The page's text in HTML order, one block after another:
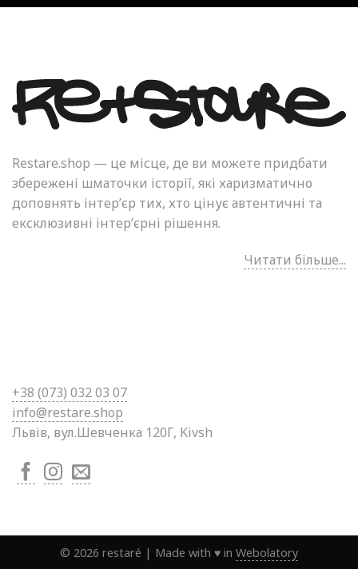
Restare.shop — це місце, де ви можете придбати
збережені шматочки історії, які харизматично
доповнять інтер’єр тих, хто цінує автентичні та
ексклюзивні інтер’єрні рішення.
Читати більше...
+38 (073) 032 03 07
info@restare.shop
Львів, вул.Шевченка 120Г, Kivsh
© 2026 restaré | Made with ♥ in Webolatory